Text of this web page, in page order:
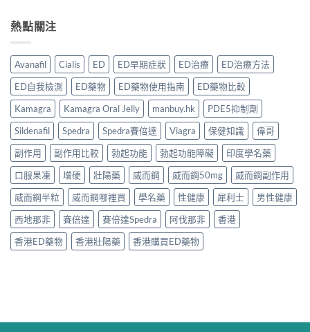
熱點關注
Avanafil Cialis ED ED早期症狀 ED治療
ED治療方法
ED自我檢測
ED藥物 ED藥物使用指南
ED藥物比較
Kamagra
Kamagra Oral Jelly manbuy.hk
PDE5抑制劑
Sildenafil
Spedra Spedra賽倍達 Viagra 保健知識
偉哥
副作用
副作用比較 勃起功能 勃起功能障礙
印度學名藥
口服果凍
增硬 壯陽藥 威而鋼 威而鋼50mg
威而鋼副作用
威而鋼半粒
威而鋼哪裡買 學名藥 性健康 犀利士
男性健康
西地那非
賽倍達 賽倍達Spedra 阿伐那非
香港
香港ED藥物
香港壯陽藥 香港購買ED藥物